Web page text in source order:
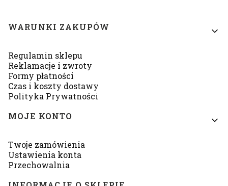
Linki w stopce
WARUNKI ZAKUPÓW
Regulamin sklepu
Reklamacje i zwroty
Formy płatności
Czas i koszty dostawy
Polityka Prywatności
MOJE KONTO
Twoje zamówienia
Ustawienia konta
Przechowalnia